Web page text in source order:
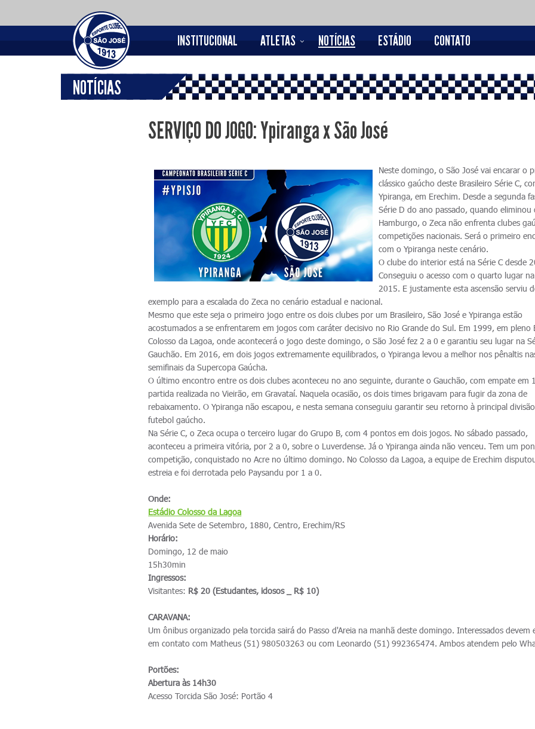
INSTITUCIONAL ATLETAS NOTÍCIAS ESTÁDIO CONTATO
NOTÍCIAS
SERVIÇO DO JOGO: Ypiranga x São José
Neste domingo, o São José vai encarar o
clássico gaúcho deste Brasileiro Série C,
Ypiranga, em Erechim. Desde a segunda
Série D do ano passado, quando eliminou
Hamburgo, o Zeca não enfrenta clubes
competições nacionais. Será o primeiro
com o Ypiranga neste cenário.
O clube do interior está na Série C desde
Conseguiu o acesso com o quarto lugar
2015. E justamente esta ascensão serviu
exemplo para a escalada do Zeca no cenário estadual e nacional.
Mesmo que este seja o primeiro jogo entre os dois clubes por um Brasileiro, São José e Ypiranga estão
acostumados a se enfrentarem em jogos com caráter decisivo no Rio Grande do Sul. Em 1999, em pleno
Colosso da Lagoa, onde acontecerá o jogo deste domingo, o São José fez 2 a 0 e garantiu seu lugar na
Gauchão. Em 2016, em dois jogos extremamente equilibrados, o Ypiranga levou a melhor nos pênaltis
semifinais da Supercopa Gaúcha.
O último encontro entre os dois clubes aconteceu no ano seguinte, durante o Gauchão, com empate em
partida realizada no Vieirão, em Gravataí. Naquela ocasião, os dois times brigavam para fugir da zona de
rebaixamento. O Ypiranga não escapou, e nesta semana conseguiu garantir seu retorno à principal
futebol gaúcho.
Na Série C, o Zeca ocupa o terceiro lugar do Grupo B, com 4 pontos em dois jogos. No sábado passado,
aconteceu a primeira vitória, por 2 a 0, sobre o Luverdense. Já o Ypiranga ainda não venceu. Tem um
competição, conquistado no Acre no último domingo. No Colosso da Lagoa, a equipe de Erechim
estreia e foi derrotada pelo Paysandu por 1 a 0.
Onde:
Estádio Colosso da Lagoa
Avenida Sete de Setembro, 1880, Centro, Erechim/RS
Horário:
Domingo, 12 de maio
15h30min
Ingressos:
Visitantes: R$ 20 (Estudantes, idosos _ R$ 10)
CARAVANA:
Um ônibus organizado pela torcida sairá do Passo d'Areia na manhã deste domingo. Interessados devem
em contato com Matheus (51) 980503263 ou com Leonardo (51) 992365474. Ambos atendem pelo
Portões:
Abertura às 14h30
Acesso Torcida São José: Portão 4